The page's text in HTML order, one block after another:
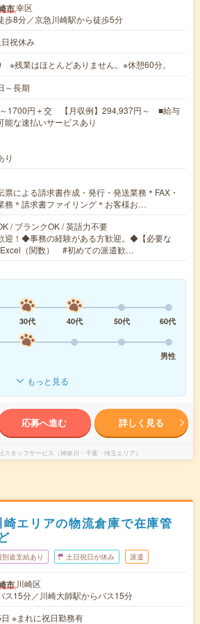
市幸区
歩8分／京急川崎駅から徒歩5分
祝休み
※残業はほとんどありません。※休憩60分。
～長期
1700円＋交 【月収例】294,937円～ ■給与
能な速払いサービスあり
り
票による請求書作成・発行・発送業務＊FAX・
務＊請求書ファイリング＊お客様お…
/ ブランクOK / 英語力不要
迎！◆事務の経験がある方歓迎。◆【必要な
（関数） #初めての派遣歓…
30代 40代 50代
60代
男性
もっと見る
応募へ進む 詳しく見る
スタッフサービス（神奈川・千葉・埼玉エリア）
エリアの物流倉庫で在庫管
別途支給あり 土日祝日が休み 派遣
市 川崎区
ス15分／川崎大師駅からバス15分
※まれに祝日勤務有